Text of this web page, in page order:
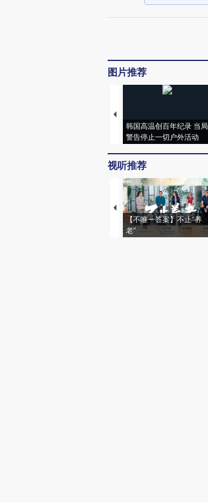
图片推荐
韩国高温创百年纪录 当局
警告停止一切户外活动
视听推荐
【不唯一答案】不止“养
老”